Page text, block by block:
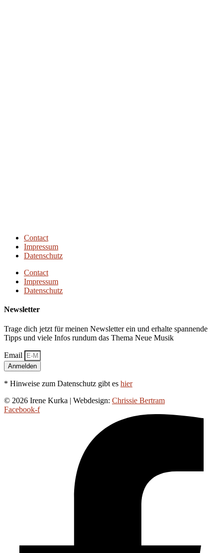
Contact
Impressum
Datenschutz
Contact
Impressum
Datenschutz
Newsletter
Trage dich jetzt für meinen Newsletter ein und erhalte spannende
Tipps und viele Infos rundum das Thema Neue Musik
Email
Anmelden
* Hinweise zum Datenschutz gibt es hier
© 2026 Irene Kurka | Webdesign: Chrissie Bertram
Facebook-f